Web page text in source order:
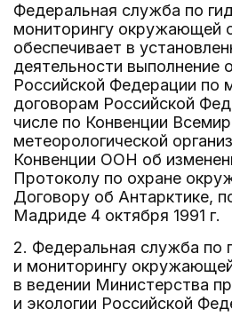
Федеральная служба по
мониторингу окружающей
обеспечивает в
деятельности выполнение
Российской Федерации
договорам Российской
числе по Конвенции
метеорологической
Конвенции ООН об
Протоколу по охране
Договору об Антарктике,
Мадриде 4 октября 1991 г.
2. Федеральная служба по
и мониторингу
в ведении Министерства
и экологии Российской